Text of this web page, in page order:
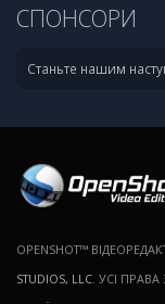
СПОНСОРИ
Станьте нашим
OPENSHOT™
STUDIOS, LLC . УСІ